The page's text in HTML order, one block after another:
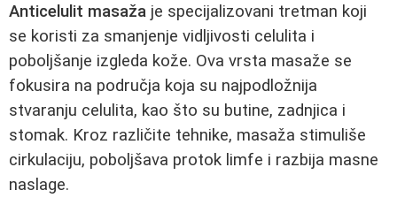
Anticelulit masaža je specijalizovani tretman koji
se koristi za smanjenje vidljivosti celulita i
poboljšanje izgleda kože. Ova vrsta masaže se
fokusira na područja koja su najpodložnija
stvaranju celulita, kao što su butine, zadnjica i
stomak. Kroz različite tehnike, masaža stimuliše
cirkulaciju, poboljšava protok limfe i razbija masne
naslage.